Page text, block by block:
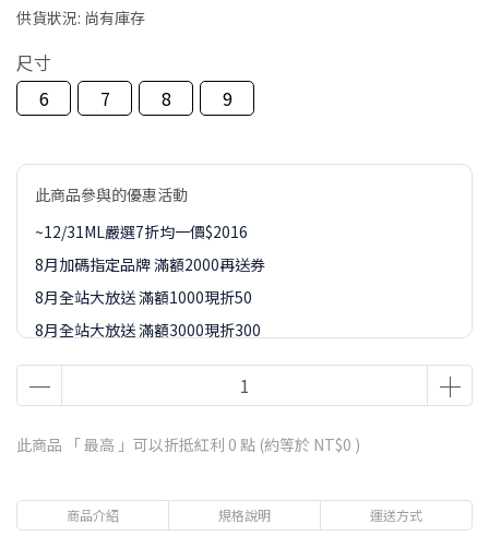
供貨狀況: 尚有庫存
尺寸
6
7 8 9
此商品參與的優惠活動
~12/31ML嚴選7折均一價$2016
8月加碼指定品牌 滿額2000再送券
8月全站大放送 滿額1000現折50
8月全站大放送 滿額3000現折300
8月全站大放送 滿額5000現折450
8月全站大放送 滿額8000現折888
此商品 「 最高 」可以折抵紅利 0 點 (約等於 NT$0 )
商品介紹 規格說明 運送方式